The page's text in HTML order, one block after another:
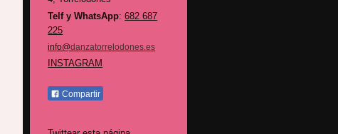
Telf y WhatsApp:682 687
225
info@danzatorrelodones.es
INSTAGRAM
Compartir